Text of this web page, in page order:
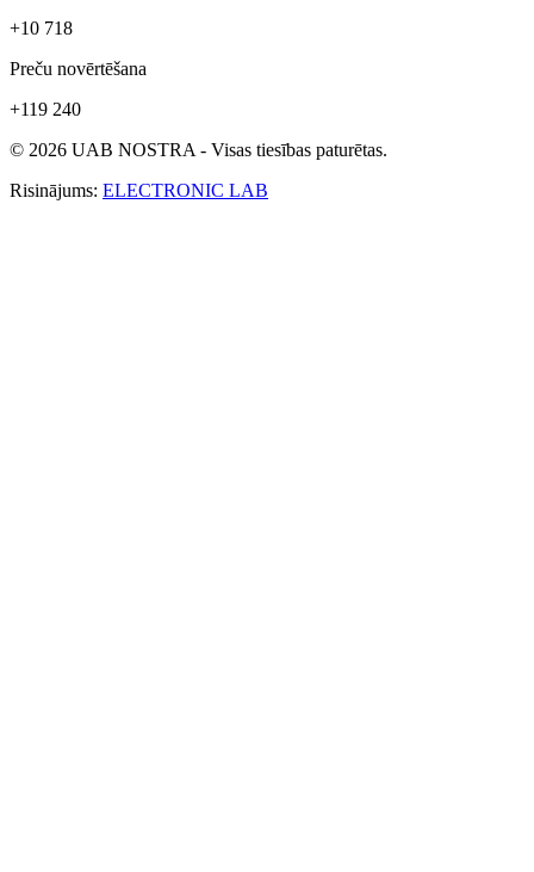
+10 718
Preču novērtēšana
+119 240
© 2026 UAB NOSTRA - Visas tiesības paturētas.
Risinājums: ELECTRONIC LAB